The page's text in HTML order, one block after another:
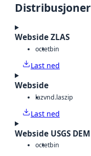
Distribusjoner
Webside ZLAS
octetbin
Last ned
Webside
lazvnd.laszip
Last ned
Webside USGS DEM
octetbin